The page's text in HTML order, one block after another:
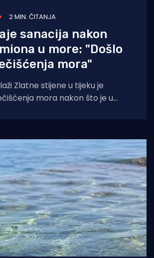
2 MIN. ČITANJA
sanacija nakon
u more: "Došlo
mora"
Zlatne stijene u tijeku je
mora nakon što je u